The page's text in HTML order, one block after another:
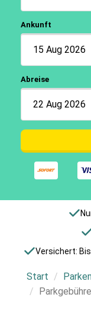
Ankunft
Abreise
Versichert:
Start